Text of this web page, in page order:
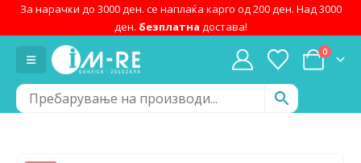
За нарачки до 3000 ден. се наплаќа карго од 200 ден. Над 3000
ден. безплатна достава!
0